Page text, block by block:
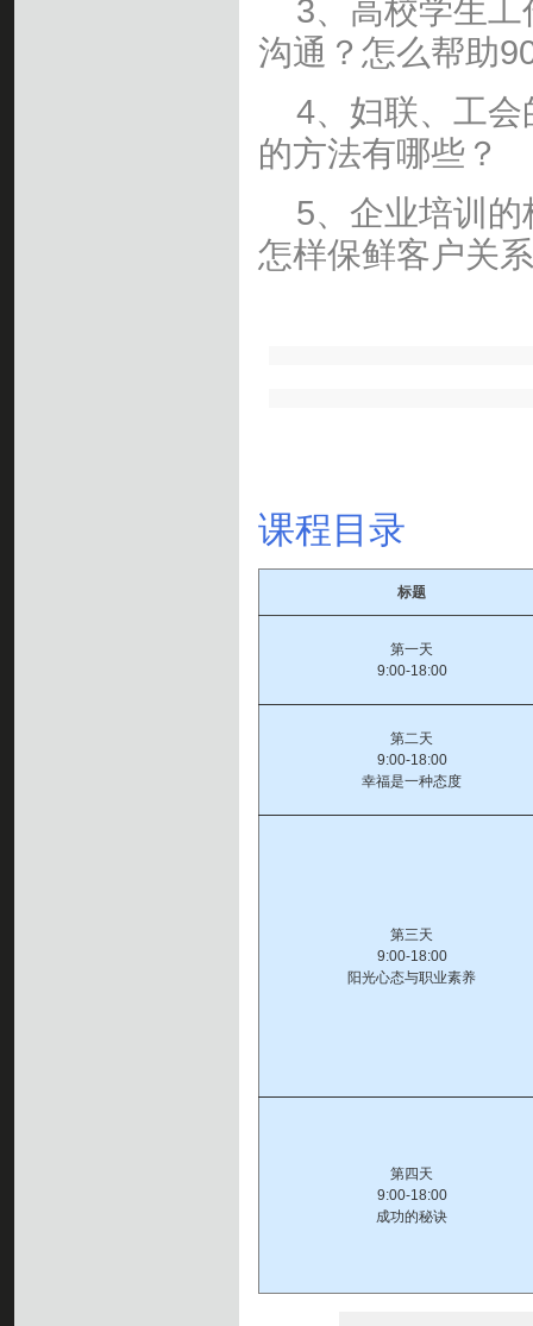
3、高校学生
沟通？怎么帮助
4、妇联、工
的方法有哪些？
5、企业培训
怎样保鲜客户关
课程目录
标题
第一天
9:00-18:00
第二天
9:00-18:00
幸福是一种态度
第三天
9:00-18:00
阳光心态与职业素养
第四天
9:00-18:00
成功的秘诀